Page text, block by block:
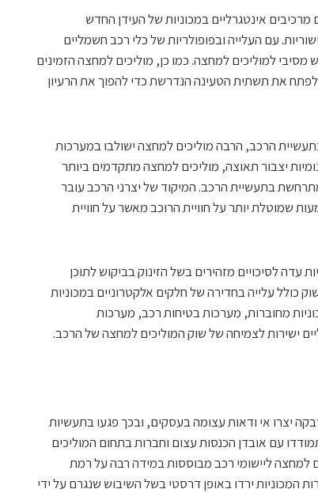
אינטגרליים במכוניות של העידן החדש
עם העלייה ובפופולריות של כלי רכב חשמליים
מסיבי למוליכים למחצה. כמו כן, מוליכים למחצה הזמינים
את תשתית הטעינה הנדרשת כדי להפוך את הרעיון
הרכב, הרבה מוליכים למחצה ישולבו במערכות
יצבור תאוצה, מוליכים למחצה מתקדמים ביותר
בתעשיית הרכב. המיקוד של יצרני הרכב עובר
שמוטלת יותר על חוויית הרוכב מאשר על חוויית
לסיכויים מזהירים בשל הזינוק בביקוש לתוכן
כולל עלייה בחדירה של חלקים אלקטרוניים במכוניות
מחוברות, מערכות בטיחות רכב, מערכות
יצרו אי ודאות עצומה בעסקים, ובכך פגעו בתעשיות
עם אובדן הכנסות עצום וחברות בתחום המוליכים
למחצה ליישומי רכב מבוססות במידה רבה על רמת
המכוניות ירדו באופן דרסטי בשל השיבוש שנגרם על ידי